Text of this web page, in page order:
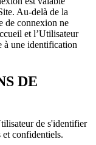
Au-delà de la
de connexion ne
et l’Utilisateur
à une identification
DE
de s'identifier
et confidentiels.